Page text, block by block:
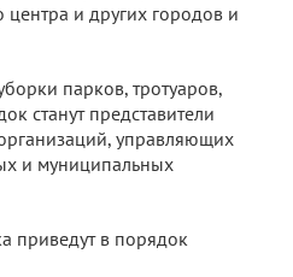
центра и других городов и
парков, тротуаров,
станут представители
управляющих
и муниципальных
приведут в порядок